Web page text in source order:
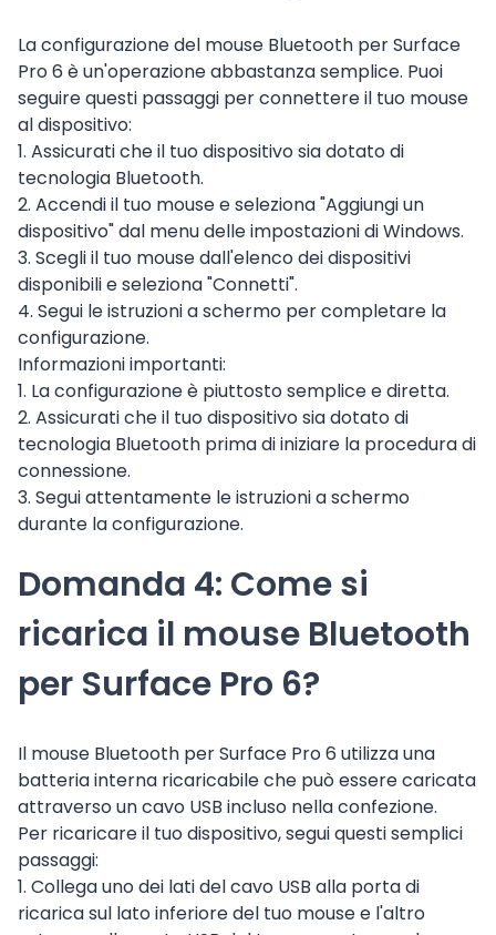
La configurazione del mouse Bluetooth per Surface
Pro 6 è un'operazione abbastanza semplice. Puoi
seguire questi passaggi per connettere il tuo mouse
al dispositivo:
1. Assicurati che il tuo dispositivo sia dotato di
tecnologia Bluetooth.
2. Accendi il tuo mouse e seleziona "Aggiungi un
dispositivo" dal menu delle impostazioni di Windows.
3. Scegli il tuo mouse dall'elenco dei dispositivi
disponibili e seleziona "Connetti".
4. Segui le istruzioni a schermo per completare la
configurazione.
Informazioni importanti:
1. La configurazione è piuttosto semplice e diretta.
2. Assicurati che il tuo dispositivo sia dotato di
tecnologia Bluetooth prima di iniziare la procedura di
connessione.
3. Segui attentamente le istruzioni a schermo
durante la configurazione.
Domanda 4: Come si
ricarica il mouse Bluetooth
per Surface Pro 6?
Il mouse Bluetooth per Surface Pro 6 utilizza una
batteria interna ricaricabile che può essere caricata
attraverso un cavo USB incluso nella confezione.
Per ricaricare il tuo dispositivo, segui questi semplici
passaggi:
1. Collega uno dei lati del cavo USB alla porta di
ricarica sul lato inferiore del tuo mouse e l'altro